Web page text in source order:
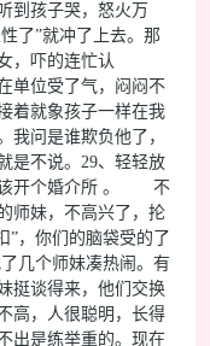
到孩子哭，怒火万
了”就冲了上去。那
，吓的连忙认
位受了气，闷闷不
着就象孩子一样在我
我问是谁欺负他了，
是不说。29、轻轻放
该开个婚介所 。 不
师妹，不高兴了，抡
”，你们的脑袋受的了
几个师妹凑热闹。有
挺谈得来，他们交换
，人很聪明，长得
出是练举重的。现在